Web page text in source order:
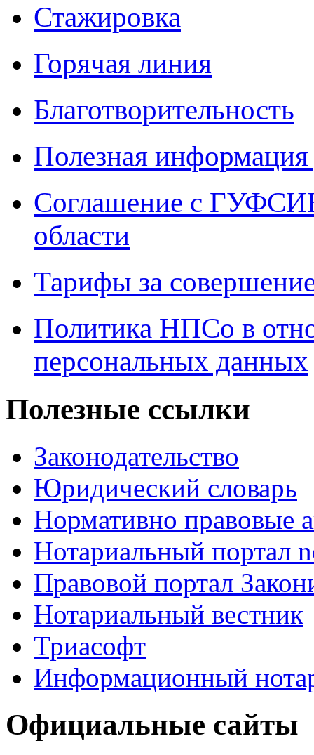
Стажировка
Горячая линия
Благотворительность
Полезная
Соглашение с
области
Тарифы за
Политика НПСо в
персональных данных
Полезные ссылки
Законодательство
Юридический словарь
Нормативно правовые
Нотариальный портал
Правовой портал
Нотариальный вестник
Триасофт
Информационный
Официальные сайты